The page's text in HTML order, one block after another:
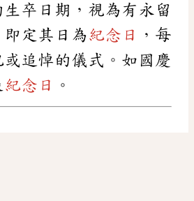
卒日期，視為有永留
定其日為紀念日
，每
追悼的儀式。如國慶
紀念日 。